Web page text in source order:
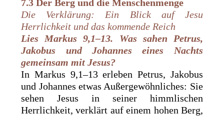
7.3 Der Berg und die Menschenmenge
Die Verklärung: Ein Blick auf Jesu
Herrlichkeit und das kommende Reich
Lies Markus 9,1–13. Was sahen Petrus,
Jakobus und Johannes eines Nachts
gemeinsam mit Jesus?
In Markus 9,1–13 erleben Petrus, Jakobus
und Johannes etwas Außergewöhnliches: Sie
sehen Jesus in seiner himmlischen
Herrlichkeit, verklärt auf einem hohen Berg,